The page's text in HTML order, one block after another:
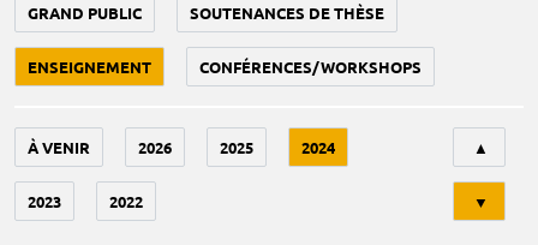
GRAND PUBLIC SOUTENANCES DE THÈSE
ENSEIGNEMENT CONFÉRENCES/WORKSHOPS
À VENIR 2026 2025 2024
2023 2022
▲
▼